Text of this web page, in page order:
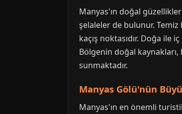
Manyas'ın doğal
şelaleler de bulunur.
kaçış noktasıdır. Doğa
Bölgenin doğal
sunmaktadır.
Manyas Gölü'nün
Manyas'ın en önemli